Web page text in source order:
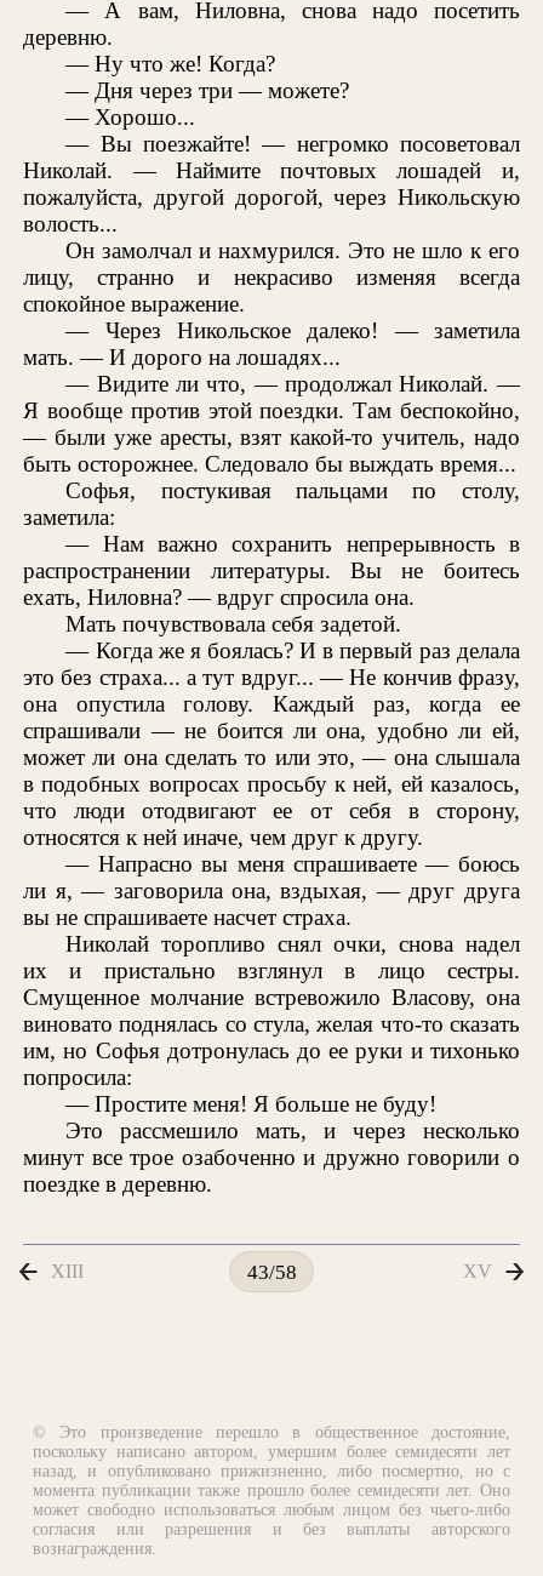
— А вам, Ниловна, снова надо посетить
деревню.
— Ну что же! Когда?
— Дня через три — можете?
— Хорошо...
— Вы поезжайте! — негромко посоветовал
Николай. — Наймите почтовых лошадей и,
пожалуйста, другой дорогой, через Никольскую
волость...
Он замолчал и нахмурился. Это не шло к его
лицу, странно и некрасиво изменяя всегда
спокойное выражение.
— Через Никольское далеко! — заметила
мать. — И дорого на лошадях...
— Видите ли что, — продолжал Николай. —
Я вообще против этой поездки. Там беспокойно,
— были уже аресты, взят какой-то учитель, надо
быть осторожнее. Следовало бы выждать время...
Софья, постукивая пальцами по столу,
заметила:
— Нам важно сохранить непрерывность в
распространении литературы. Вы не боитесь
ехать, Ниловна? — вдруг спросила она.
Мать почувствовала себя задетой.
— Когда же я боялась? И в первый раз делала
это без страха... а тут вдруг... — Не кончив фразу,
она опустила голову. Каждый раз, когда ее
спрашивали — не боится ли она, удобно ли ей,
может ли она сделать то или это, — она слышала
в подобных вопросах просьбу к ней, ей казалось,
что люди отодвигают ее от себя в сторону,
относятся к ней иначе, чем друг к другу.
— Напрасно вы меня спрашиваете — боюсь
ли я, — заговорила она, вздыхая, — друг друга
вы не спрашиваете насчет страха.
Николай торопливо снял очки, снова надел
их и пристально взглянул в лицо сестры.
Смущенное молчание встревожило Власову, она
виновато поднялась со стула, желая что-то сказать
им, но Софья дотронулась до ее руки и тихонько
попросила:
— Простите меня! Я больше не буду!
Это рассмешило мать, и через несколько
минут все трое озабоченно и дружно говорили о
поездке в деревню.
XIII 43/58 XV
© Это произведение перешло в общественное достояние,
поскольку написано автором, умершим более семидесяти лет
назад, и опубликовано прижизненно, либо посмертно, но с
момента публикации также прошло более семидесяти лет. Оно
может свободно использоваться любым лицом без чьего-либо
согласия или разрешения и без выплаты авторского
вознаграждения.